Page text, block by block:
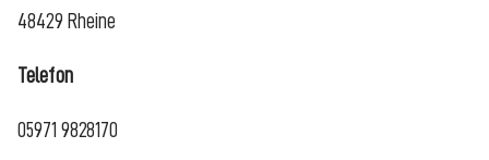
48429 Rheine
Telefon
05971 9828170